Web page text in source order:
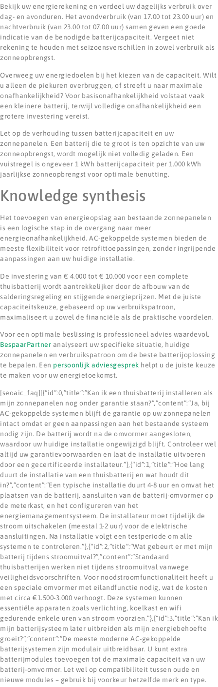
Bekijk uw energierekening en verdeel uw dagelijks verbruik over
dag- en avonduren. Het avondverbruik (van 17.00 tot 23.00 uur) en
nachtverbruik (van 23.00 tot 07.00 uur) samen geven een goede
indicatie van de benodigde batterijcapaciteit. Vergeet niet
rekening te houden met seizoensverschillen in zowel verbruik als
zonneopbrengst.
Overweeg uw energiedoelen bij het kiezen van de capaciteit. Wilt
u alleen de piekuren overbruggen, of streeft u naar maximale
onafhankelijkheid? Voor basisonafhankelijkheid volstaat vaak
een kleinere batterij, terwijl volledige onafhankelijkheid een
grotere investering vereist.
Let op de verhouding tussen batterijcapaciteit en uw
zonnepanelen. Een batterij die te groot is ten opzichte van uw
zonneopbrengst, wordt mogelijk niet volledig geladen. Een
vuistregel is ongeveer 1 kWh batterijcapaciteit per 1.000 kWh
jaarlijkse zonneopbrengst voor optimale benutting.
Knowledge synthesis
Het toevoegen van energieopslag aan bestaande zonnepanelen
is een logische stap in de overgang naar meer
energieonafhankelijkheid. AC-gekoppelde systemen bieden de
meeste flexibiliteit voor retrofittoepassingen, zonder ingrijpende
aanpassingen aan uw huidige installatie.
De investering van € 4.000 tot € 10.000 voor een complete
thuisbatterij wordt aantrekkelijker door de afbouw van de
salderingsregeling en stijgende energieprijzen. Met de juiste
capaciteitskeuze, gebaseerd op uw verbruikspatroon,
maximaliseert u zowel de financiële als de praktische voordelen.
Voor een optimale beslissing is professioneel advies waardevol.
BespaarPartner analyseert uw specifieke situatie, huidige
zonnepanelen en verbruikspatroon om de beste batterijoplossing
te bepalen. Een persoonlijk adviesgesprek helpt u de juiste keuze
te maken voor uw energietoekomst.
[seoaic_faq][{“id”:0,”title”:”Kan ik een thuisbatterij installeren als
mijn zonnepanelen nog onder garantie staan?”,”content”:”Ja, bij
AC-gekoppelde systemen blijft de garantie op uw zonnepanelen
intact omdat er geen aanpassingen aan het bestaande systeem
nodig zijn. De batterij wordt na de omvormer aangesloten,
waardoor uw huidige installatie ongewijzigd blijft. Controleer wel
altijd uw garantievoorwaarden en laat de installatie uitvoeren
door een gecertificeerde installateur.”},{“id”:1,”title”:”Hoe lang
duurt de installatie van een thuisbatterij en wat houdt dit
in?”,”content”:”Een typische installatie duurt 4-8 uur en omvat het
plaatsen van de batterij, aansluiten van de batterij-omvormer op
de meterkast, en het configureren van het
energiemanagementsysteem. De installateur moet tijdelijk de
stroom uitschakelen (meestal 1-2 uur) voor de elektrische
aansluitingen. Na installatie volgt een testperiode om alle
systemen te controleren.”},{“id”:2,”title”:”Wat gebeurt er met mijn
batterij tijdens stroomuitval?”,”content”:”Standaard
thuisbatterijen werken niet tijdens stroomuitval vanwege
veiligheidsvoorschriften. Voor noodstroomfunctionaliteit heeft u
een speciale omvormer met eilandfunctie nodig, wat de kosten
met circa €1.500-3.000 verhoogt. Deze systemen kunnen
essentiële apparaten zoals verlichting, koelkast en wifi
gedurende enkele uren van stroom voorzien.”},{“id”:3,”title”:”Kan ik
mijn batterijsysteem later uitbreiden als mijn energiebehoefte
groeit?”,”content”:”De meeste moderne AC-gekoppelde
batterijsystemen zijn modulair uitbreidbaar. U kunt extra
batterijmodules toevoegen tot de maximale capaciteit van uw
batterij-omvormer. Let wel op compatibiliteit tussen oude en
nieuwe modules – gebruik bij voorkeur hetzelfde merk en type.